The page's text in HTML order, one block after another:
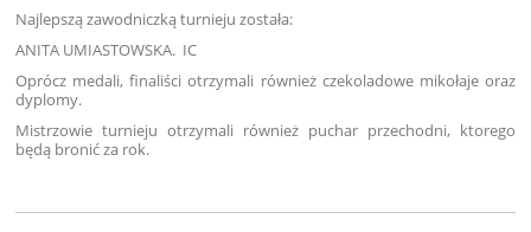
Najlepszą zawodniczką turnieju została:
ANITA UMIASTOWSKA. IC
Oprócz medali, finaliści otrzymali również czekoladowe mikołaje oraz
dyplomy.
Mistrzowie turnieju otrzymali również puchar przechodni, ktorego
będą bronić za rok.